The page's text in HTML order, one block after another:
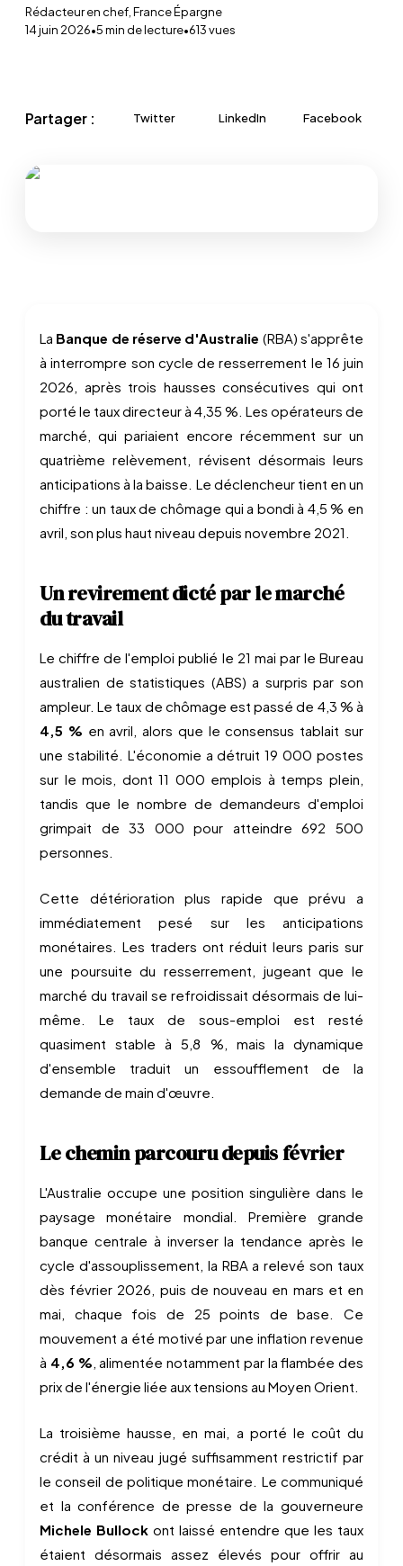
Rédacteur en chef, France Épargne
14 juin 2026•5min de lecture•613vues
Partager : Twitter LinkedIn Facebook
La Banque de réserve d'Australie (RBA) s'apprête
à interrompre son cycle de resserrement le 16 juin
2026, après trois hausses consécutives qui ont
porté le taux directeur à 4,35 %. Les opérateurs de
marché, qui pariaient encore récemment sur un
quatrième relèvement, révisent désormais leurs
anticipations à la baisse. Le déclencheur tient en un
chiffre : un taux de chômage qui a bondi à 4,5 % en
avril, son plus haut niveau depuis novembre 2021.
Un revirement dicté par le marché
du travail
Le chiffre de l'emploi publié le 21 mai par le Bureau
australien de statistiques (ABS) a surpris par son
ampleur. Le taux de chômage est passé de 4,3 % à
4,5 % en avril, alors que le consensus tablait sur
une stabilité. L'économie a détruit 19 000 postes
sur le mois, dont 11 000 emplois à temps plein,
tandis que le nombre de demandeurs d'emploi
grimpait de 33 000 pour atteindre 692 500
personnes.
Cette détérioration plus rapide que prévu a
immédiatement pesé sur les anticipations
monétaires. Les traders ont réduit leurs paris sur
une poursuite du resserrement, jugeant que le
marché du travail se refroidissait désormais de lui-
même. Le taux de sous-emploi est resté
quasiment stable à 5,8 %, mais la dynamique
d'ensemble traduit un essoufflement de la
demande de main d'œuvre.
Le chemin parcouru depuis février
L'Australie occupe une position singulière dans le
paysage monétaire mondial. Première grande
banque centrale à inverser la tendance après le
cycle d'assouplissement, la RBA a relevé son taux
dès février 2026, puis de nouveau en mars et en
mai, chaque fois de 25 points de base. Ce
mouvement a été motivé par une inflation revenue
à 4,6 %, alimentée notamment par la flambée des
prix de l'énergie liée aux tensions au Moyen Orient.
La troisième hausse, en mai, a porté le coût du
crédit à un niveau jugé suffisamment restrictif par
le conseil de politique monétaire. Le communiqué
et la conférence de presse de la gouverneure
Michele Bullock ont laissé entendre que les taux
étaient désormais assez élevés pour offrir au